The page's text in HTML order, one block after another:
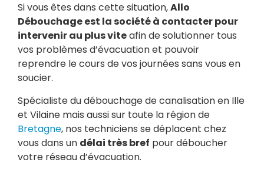
Si vous êtes dans cette situation,Allo
Débouchage est la société à contacter pour
intervenir au plus viteafin de solutionner tous
vos problèmes d’évacuation et pouvoir
reprendre le cours de vos journées sans vous en
soucier.
Spécialiste du débouchage de canalisation en Ille
et Vilaine mais aussi sur toute la région de
Bretagne, nos techniciens se déplacent chez
vous dans un délai très bref pour déboucher
votre réseau d’évacuation.